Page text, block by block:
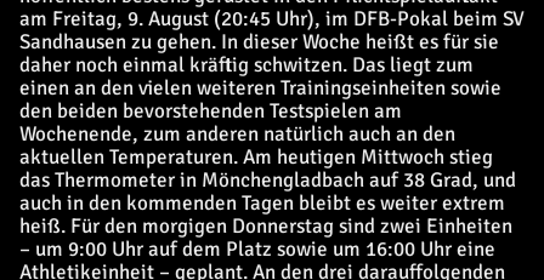
am Freitag, 9. August (20:45 Uhr), im DFB-Pokal beim SV
Sandhausen zu gehen. In dieser Woche heißt es für sie
daher noch einmal kräftig schwitzen. Das liegt zum
einen an den vielen weiteren Trainingseinheiten sowie
den beiden bevorstehenden Testspielen am
Wochenende, zum anderen natürlich auch an den
aktuellen Temperaturen. Am heutigen Mittwoch stieg
das Thermometer in Mönchengladbach auf 38 Grad, und
auch in den kommenden Tagen bleibt es weiter extrem
heiß. Für den morgigen Donnerstag sind zwei Einheiten
– um 9:00 Uhr auf dem Platz sowie um 16:00 Uhr eine
Athletikeinheit – geplant. An den drei darauffolgenden